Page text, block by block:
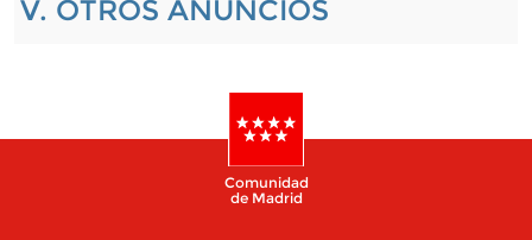
V. OTROS ANUNCIOS
Comunidad
de Madrid